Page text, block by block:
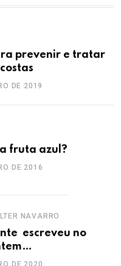
prevenir e tratar
DE 2019
fruta azul?
DE 2016
NAVARRO
escreveu no
DE 2020